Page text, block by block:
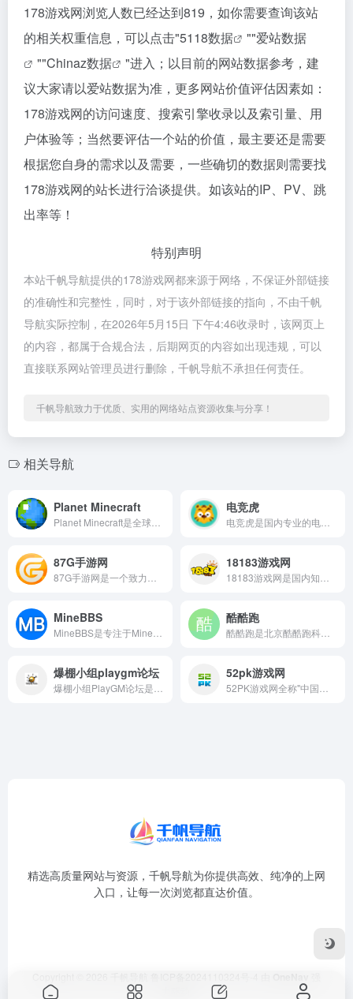
178游戏网浏览人数已经达到819，如你需要查询该站
的相关权重信息，可以点击"5118数据 ""爱站数据
""Chinaz数据
"进入；以目前的网站数据参考，建
议大家请以爱站数据为准，更多网站价值评估因素如：
178游戏网的访问速度、搜索引擎收录以及索引量、用
户体验等；当然要评估一个站的价值，最主要还是需要
根据您自身的需求以及需要，一些确切的数据则需要找
178游戏网的站长进行洽谈提供。如该站的IP、PV、跳
出率等！
特别声明
本站千帆导航提供的178游戏网都来源于网络，不保证外部链接
的准确性和完整性，同时，对于该外部链接的指向，不由千帆
导航实际控制，在2026年5月15日 下午4:46收录时，该网页上
的内容，都属于合规合法，后期网页的内容如出现违规，可以
直接联系网站管理员进行删除，千帆导航不承担任何责任。
千帆导航致力于优质、实用的网络站点资源收集与分享！
相关导航
Planet Minecraft 电竞虎
87G手游网 18183游戏网
MineBBS 酷酷跑
爆棚小组playgm论坛 52pk游戏网
精选高质量网站与资源，千帆导航为你提供高效、纯净的上网
入口，让每一次浏览都直达价值。